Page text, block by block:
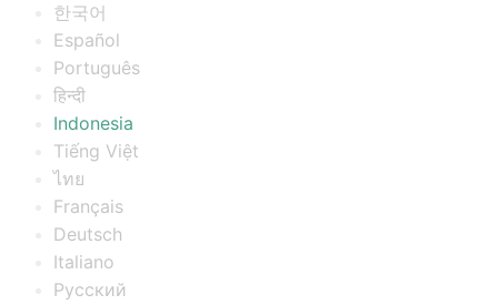
한국어
Español
Português
हिन्दी
Indonesia
Tiếng Việt
ไทย
Français
Deutsch
Italiano
Русский